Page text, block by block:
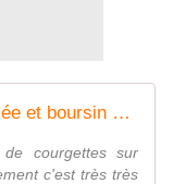
Roulé de courgettes à la truite fumée et boursin ail et fines herbes - Cuisine gourmande de Carmencita
courgettes sur
c'est très très